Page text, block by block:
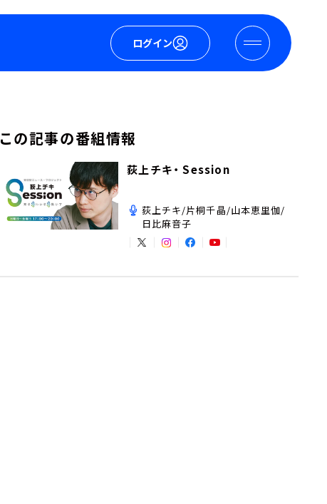
ログイン
この記事の番組情報
荻上チキ・ Session
荻上チキ/片桐千晶/山本恵里伽/
日比麻音子